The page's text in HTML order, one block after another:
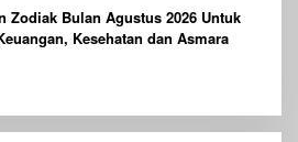
Zodiak Bulan Agustus 2026 Untuk
Kesehatan dan Asmara